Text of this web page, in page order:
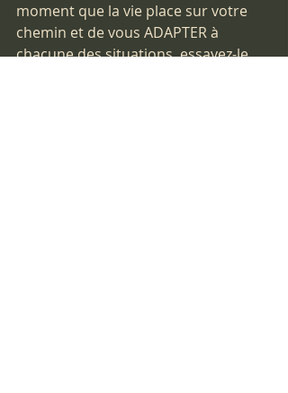
moment que la vie place sur votre
chemin et de vous ADAPTER à
chacune des situations, essayez-le,